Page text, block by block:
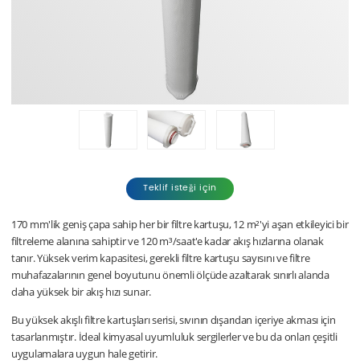
Teklif isteği için
170 mm'lik geniş çapa sahip her bir filtre kartuşu, 12 m²'yi aşan etkileyici bir
filtreleme alanına sahiptir ve 120 m³/saat'e kadar akış hızlarına olanak
tanır. Yüksek verim kapasitesi, gerekli filtre kartuşu sayısını ve filtre
muhafazalarının genel boyutunu önemli ölçüde azaltarak sınırlı alanda
daha yüksek bir akış hızı sunar.
Bu yüksek akışlı filtre kartuşları serisi, sıvının dışarıdan içeriye akması için
tasarlanmıştır. İdeal kimyasal uyumluluk sergilerler ve bu da onları çeşitli
uygulamalara uygun hale getirir.